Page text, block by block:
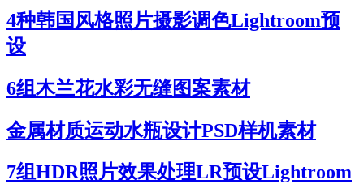
4种韩国风格照片摄影调色Lightroom预
设
6组木兰花水彩无缝图案素材
金属材质运动水瓶设计PSD样机素材
7组HDR照片效果处理LR预设Lightroom